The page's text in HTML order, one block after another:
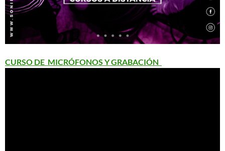
CURSO DE MICRÓFONOS Y GRABACIÓN